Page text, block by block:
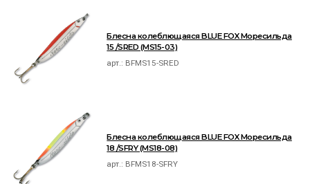
Блесна колеблющаяся BLUE FOX Моресильда
15 /SRED (MS15-03)
арт.: BFMS15-SRED
Блесна колеблющаяся BLUE FOX Моресильда
18 /SFRY (MS18-08)
арт.: BFMS18-SFRY